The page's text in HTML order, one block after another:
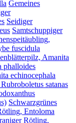
Gemeines
Seidiger
Samtschuppiger
fuscidula
Amanita
phalloides
echinocephala
satanas
Schwarzgrünes
Entoloma
Rötling,